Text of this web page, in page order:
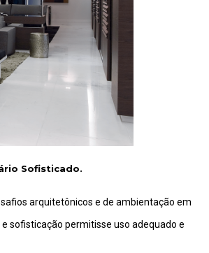
Sofisticado.
arquitetônicos e de ambientação em
sofisticação permitisse uso adequado e